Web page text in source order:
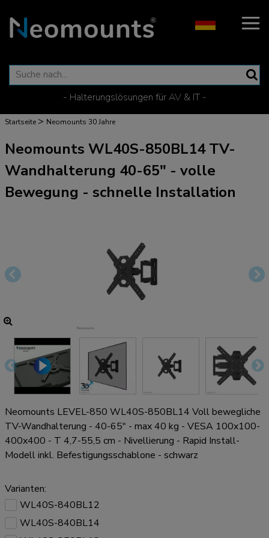
- Halterungslösungen für AV & IT -
Startseite > Neomounts 30 Jahre
Neomounts WL40S-850BL14 TV-
Wandhalterung 40-65" - volle
Bewegung - schnelle Installation
Neomounts LEVEL-850 WL40S-850BL14 Voll bewegliche
TV-Wandhalterung - 40-65" - max 40 kg - VESA 100x100-
400x400 - T 4,7-55,5 cm - Nivellierung - Rapid Install-
Modell inkl. Befestigungsschablone - schwarz
Varianten:
WL40S-840BL12
WL40S-840BL14